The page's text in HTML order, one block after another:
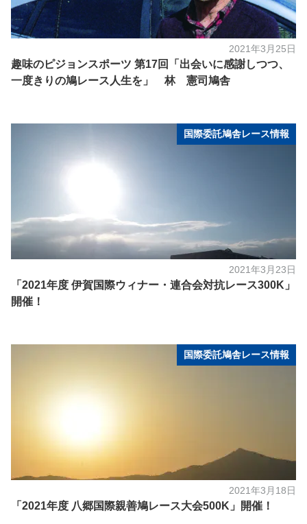
2021年3月25日
趣味のピジョンスポーツ 第17回「出会いに感謝しつつ、
一度きりの鳩レース人生を」 林 憲司鳩舎
国際委託鳩舎レース情報
2021年3月23日
「2021年度 伊賀国際ウィナー・連合会対抗レース300K」
開催！
国際委託鳩舎レース情報
2021年3月18日
「2021年度 八郷国際親善鳩レース大会500K」開催！